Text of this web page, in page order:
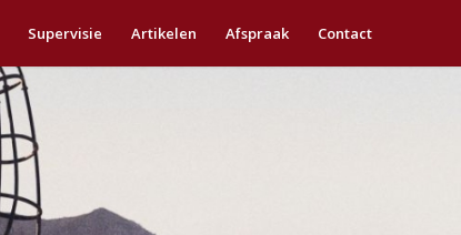
Supervisie Artikelen Afspraak Contact